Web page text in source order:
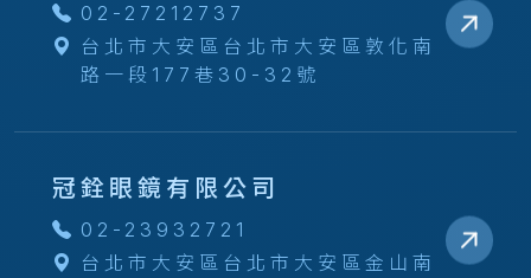
02-27212737
台北市大安區台北市大安區敦化南
路一段177巷30-32號
冠銓眼鏡有限公司
02-23932721
台北市大安區台北市大安區金山南